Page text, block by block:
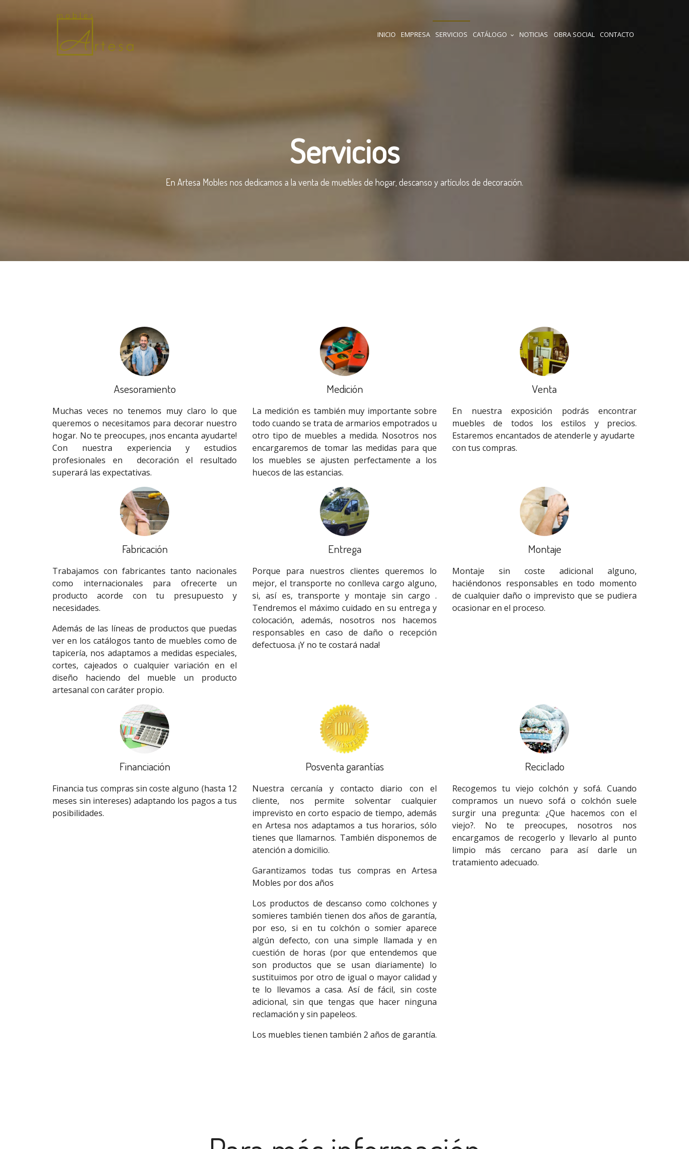
INICIO EMPRESA SERVICIOS CATÁLOGO NOTICIAS OBRA SOCIAL CONTACTO
Servicios
En Artesa Mobles nos dedicamos a la venta de muebles de hogar, descanso y artículos de decoración.
Asesoramiento
Muchas veces no tenemos muy claro lo que
queremos o necesitamos para decorar nuestro
hogar. No te preocupes, ¡nos encanta ayudarte!
Con nuestra experiencia y estudios
profesionales en decoración el resultado
superará las expectativas.
Medición
La medición es también muy importante sobre
todo cuando se trata de armarios empotrados u
otro tipo de muebles a medida. Nosotros nos
encargaremos de tomar las medidas para que
los muebles se ajusten perfectamente a los
huecos de las estancias.
Venta
En nuestra exposición podrás encontrar
muebles de todos los estilos y precios.
Estaremos encantados de atenderle y ayudarte
con tus compras.
Fabricación
Trabajamos con fabricantes tanto nacionales
como internacionales para ofrecerte un
producto acorde con tu presupuesto y
necesidades.
Además de las líneas de productos que puedas
ver en los catálogos tanto de muebles como de
tapicería, nos adaptamos a medidas especiales,
cortes, cajeados o cualquier variación en el
diseño haciendo del mueble un producto
artesanal con caráter propio.
Entrega
Porque para nuestros clientes queremos lo
mejor, el transporte no conlleva cargo alguno,
si, así es, transporte y montaje sin cargo .
Tendremos el máximo cuidado en su entrega y
colocación, además, nosotros nos hacemos
responsables en caso de daño o recepción
defectuosa. ¡Y no te costará nada!
Montaje
Montaje sin coste adicional alguno,
haciéndonos responsables en todo momento
de cualquier daño o imprevisto que se pudiera
ocasionar en el proceso.
Financiación
Financia tus compras sin coste alguno (hasta 12
meses sin intereses) adaptando los pagos a tus
posibilidades.
Posventa garantías
Nuestra cercanía y contacto diario con el
cliente, nos permite solventar cualquier
imprevisto en corto espacio de tiempo, además
en Artesa nos adaptamos a tus horarios, sólo
tienes que llamarnos. También disponemos de
atención a domicilio.
Garantizamos todas tus compras en Artesa
Mobles por dos años
Los productos de descanso como colchones y
somieres también tienen dos años de garantía,
por eso, si en tu colchón o somier aparece
algún defecto, con una simple llamada y en
cuestión de horas (por que entendemos que
son productos que se usan diariamente) lo
sustituimos por otro de igual o mayor calidad y
te lo llevamos a casa. Así de fácil, sin coste
adicional, sin que tengas que hacer ninguna
reclamación y sin papeleos.
Los muebles tienen también 2 años de garantía.
Reciclado
Recogemos tu viejo colchón y sofá. Cuando
compramos un nuevo sofá o colchón suele
surgir una pregunta: ¿Que hacemos con el
viejo?. No te preocupes, nosotros nos
encargamos de recogerlo y llevarlo al punto
limpio más cercano para así darle un
tratamiento adecuado.